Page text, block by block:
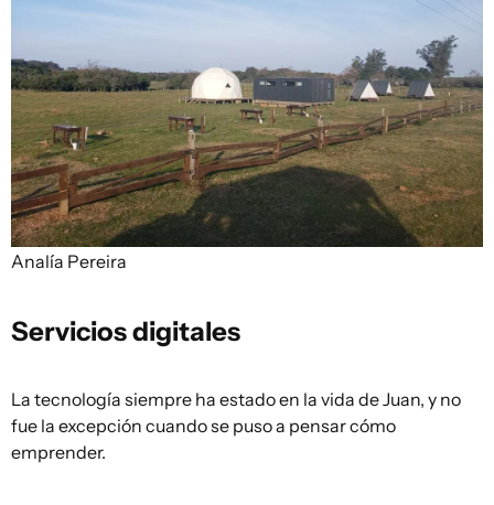
Analía Pereira
Servicios digitales
La tecnología siempre ha estado en la vida de Juan, y no
fue la excepción cuando se puso a pensar cómo
emprender.